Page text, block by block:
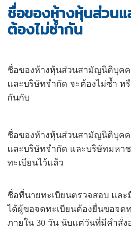
ชื่อของห้างหุ้นส่วนแ
ต้องไม่ซ้ำกัน
ชื่อของห้างหุ้นส่วนสามัญนิติบุค
และบริษัทจำกัด จะต้องไม่ซ้ำ หรื
กันกับ
ชื่อของห้างหุ้นส่วนสามัญนิติบุค
และบริษัทจำกัด และบริษัทมหา
ทะเบียนไว้แล้ว
ชื่อที่นายทะเบียนตรวจสอบ แล
ได้ผู้ขอจดทะเบียนต้องยื่นขอจด
ภายใน 30 วัน นับแต่วันที่มีคำสั่